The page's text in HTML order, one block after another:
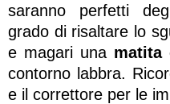
saranno perfetti
grado di risaltare lo
e magari una matita
contorno labbra.
e il correttore per le